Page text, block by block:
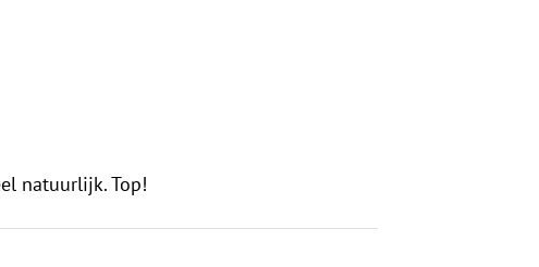
natuurlijk. Top!